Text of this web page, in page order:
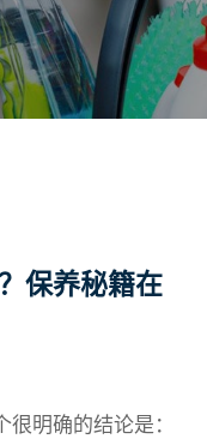
保养秘籍在
明确的结论是：